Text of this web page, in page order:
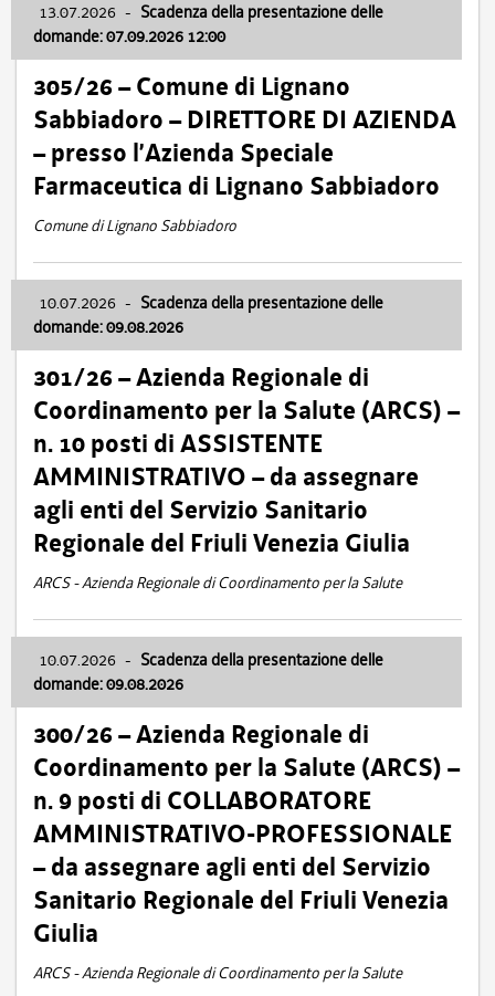
13.07.2026 - Scadenza della presentazione delle
domande: 07.09.2026 12:00
305/26 – Comune di Lignano
Sabbiadoro – DIRETTORE DI AZIENDA
– presso l’Azienda Speciale
Farmaceutica di Lignano Sabbiadoro
Comune di Lignano Sabbiadoro
10.07.2026 - Scadenza della presentazione delle
domande: 09.08.2026
301/26 – Azienda Regionale di
Coordinamento per la Salute (ARCS) –
n. 10 posti di ASSISTENTE
AMMINISTRATIVO – da assegnare
agli enti del Servizio Sanitario
Regionale del Friuli Venezia Giulia
ARCS - Azienda Regionale di Coordinamento per la Salute
10.07.2026 - Scadenza della presentazione delle
domande: 09.08.2026
300/26 – Azienda Regionale di
Coordinamento per la Salute (ARCS) –
n. 9 posti di COLLABORATORE
AMMINISTRATIVO-PROFESSIONALE
– da assegnare agli enti del Servizio
Sanitario Regionale del Friuli Venezia
Giulia
ARCS - Azienda Regionale di Coordinamento per la Salute